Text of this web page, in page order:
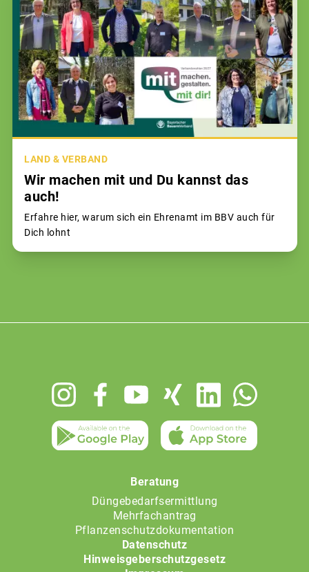
LAND & VERBAND
Wir machen mit und Du kannst das
auch!
Erfahre hier, warum sich ein Ehrenamt im BBV auch für
Dich lohnt
Beratung
Düngebedarfsermittlung
Mehrfachantrag
Pflanzenschutzdokumentation
Datenschutz
Hinweisgeberschutzgesetz